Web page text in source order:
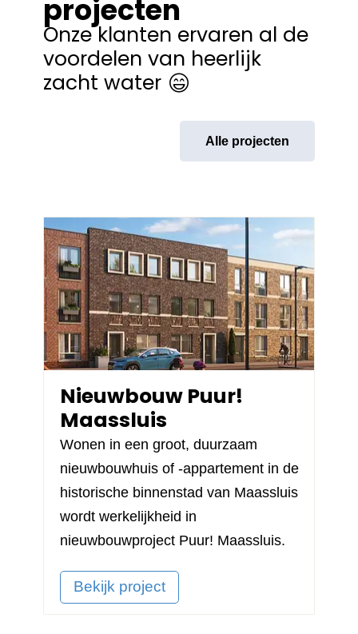
projecten
Onze klanten ervaren al de
voordelen van heerlijk
zacht water
Alle projecten
Nieuwbouw Puur!
Maassluis
Wonen in een groot, duurzaam
nieuwbouwhuis of -appartement in de
historische binnenstad van Maassluis
wordt werkelijkheid in
nieuwbouwproject Puur! Maassluis.
Bekijk project